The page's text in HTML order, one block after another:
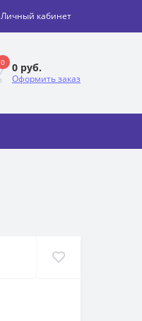
Личный кабинет
0 0 руб.
Оформить заказ